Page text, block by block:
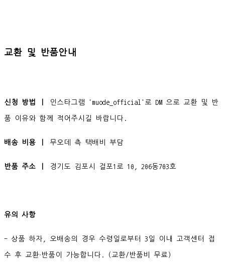
교환 및 반품안내
신청 방법 ㅣ 인스타그램 'muode_official'로 DM 으로 교환 및 반
품 이유와 함께 적어주시길 바랍니다.
배송 비용 ㅣ 무오데 측 택배비 부담
반품 주소 ㅣ 경기도 김포시 걸포1로 10, 206동703호
유의 사항
- 상품 하자, 오배송의 경우 수령일로부터 3일 이내 고객센터 접
수 후 교환∙반품이 가능합니다. (교환/반품비 무료)